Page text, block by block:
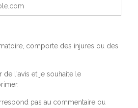
comporte des injures ou des
de l'avis et je souhaite le
pas au commentaire ou